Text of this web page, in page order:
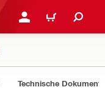
ANMELDEN ODER
WARENKORB
Technische Dokumente